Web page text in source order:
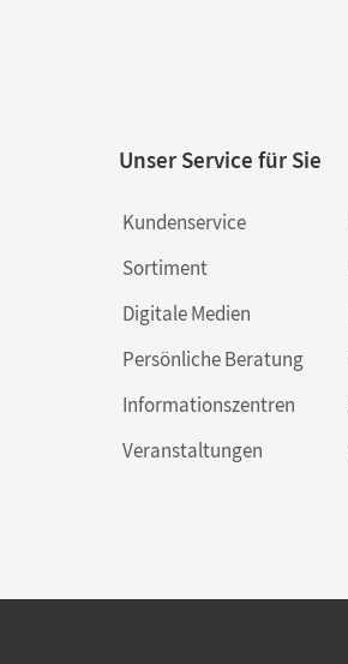
Unser Service für Sie
Kundenservice
Sortiment
Digitale Medien
Persönliche Beratung
Informationszentren
Veranstaltungen